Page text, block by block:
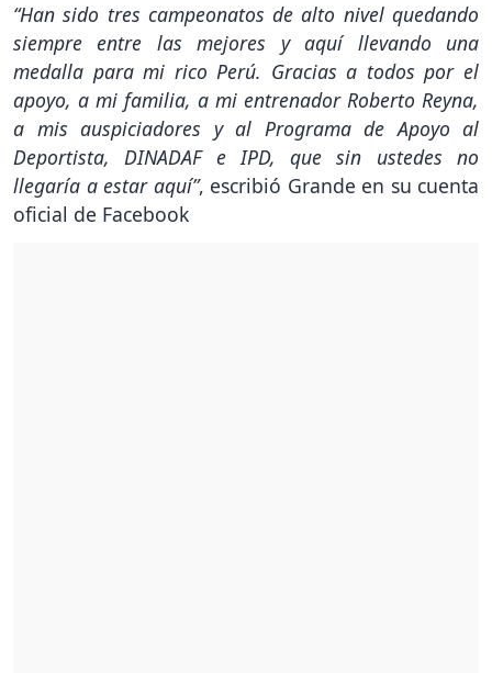
“Han sido tres campeonatos de alto nivel quedando
siempre entre las mejores y aquí llevando una
medalla para mi rico Perú. Gracias a todos por el
apoyo, a mi familia, a mi entrenador Roberto Reyna,
a mis auspiciadores y al Programa de Apoyo al
Deportista, DINADAF e IPD, que sin ustedes no
llegaría a estar aquí”, escribió Grande en su cuenta
oficial de Facebook